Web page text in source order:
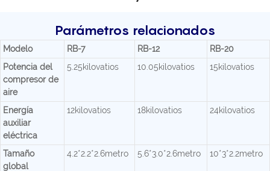
Parámetros relacionados
Modelo RB-7 RB-12
RB-20
Potencia del
compresor de
aire
5.25kilovatios 10.05kilovatios 15kilovatios
Energía
auxiliar
eléctrica
12kilovatios 18kilovatios 24kilovatios
Tamaño
global
4.2*2.2*2.6metro 5.6*3.0*2.6metro 10*3*2.2metro